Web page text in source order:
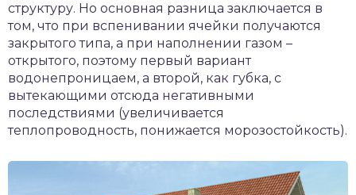
структуру. Но основная разница заключается в
том, что при вспенивании ячейки получаются
закрытого типа, а при наполнении газом –
открытого, поэтому первый вариант
водонепроницаем, а второй, как губка, с
вытекающими отсюда негативными
последствиями (увеличивается
теплопроводность, понижается морозостойкость).